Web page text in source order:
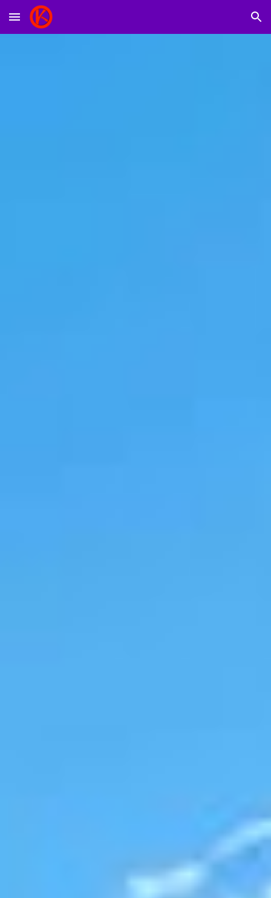
Skip to main content Skip to navigation